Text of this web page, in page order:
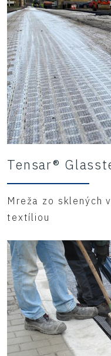
Tensar®
Mreža zo sklených
textíliou